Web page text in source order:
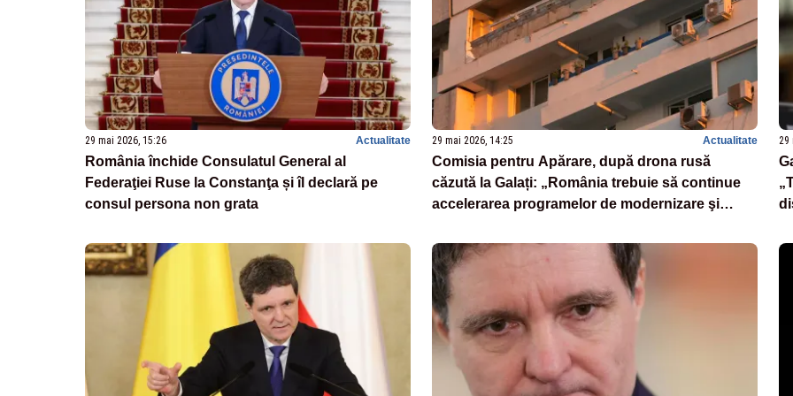
29 mai 2026, 15:26 Actualitate
România închide Consulatul General al
Federaţiei Ruse la Constanţa și îl declară pe
consul persona non grata
29 mai 2026, 14:25 Actualitate
Comisia pentru Apărare, după drona rusă
căzută la Galați: „România trebuie să continue
accelerarea programelor de modernizare şi
29